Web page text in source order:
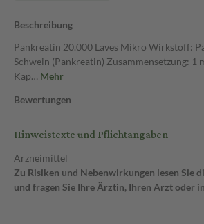
Beschreibung
Pankreatin 20.000 Laves Mikro Wirkstoff:
Schwein (Pankreatin) Zusammensetzung: 1
Kap… Mehr
Bewertungen
Hinweistexte und Pflichtangaben
Arzneimittel
Zu Risiken und Nebenwirkungen lesen Sie
und fragen Sie Ihre Ärztin, Ihren Arzt oder